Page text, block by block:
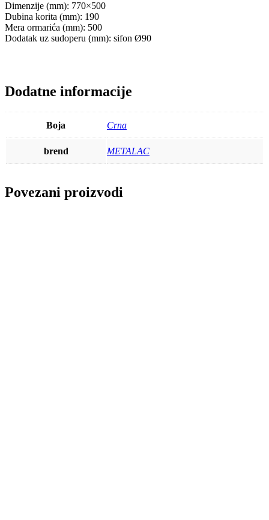
Dimenzije (mm): 770×500
Dubina korita (mm): 190
Mera ormarića (mm): 500
Dodatak uz sudoperu (mm): sifon Ø90
Dodatne informacije
Boja Crna
brend METALAC
Povezani proizvodi